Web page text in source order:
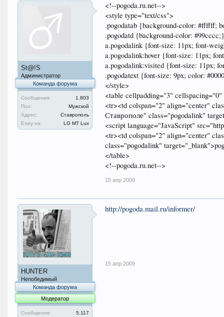
St@!S
Администратор
Команда форума
Сообщения:
1.803
Пол:
Мужской
Адрес:
Ставрополь
Езжу на:
LG MT Lux
<!--pogoda.ru.net-->
<style type="text/css">
.pogodatab {background-color: #ffffff;
.pogodatd {background-color: #99cccc;}
a.pogodalink {font-size: 11px; font-
a.pogodalink:hover {font-size: 11px;
a.pogodalink:visited {font-size: 11px;
.pogodatext {font-size: 9px; color:
</style>
<table cellpadding="3"
<tr><td colspan="2" align="center"
Ставрополе" class="pogodalink"
<script language="JavaScript"
<tr><td colspan="2" align="center"
class="pogodalink"
</table>
<!--pogoda.ru.net-->
15 апр 2009
HUNTER
Непобедимый
Команда форума
Модератор
Сообщения:
5.117
http://pogoda.mail.ru/informer/
15 апр 2009